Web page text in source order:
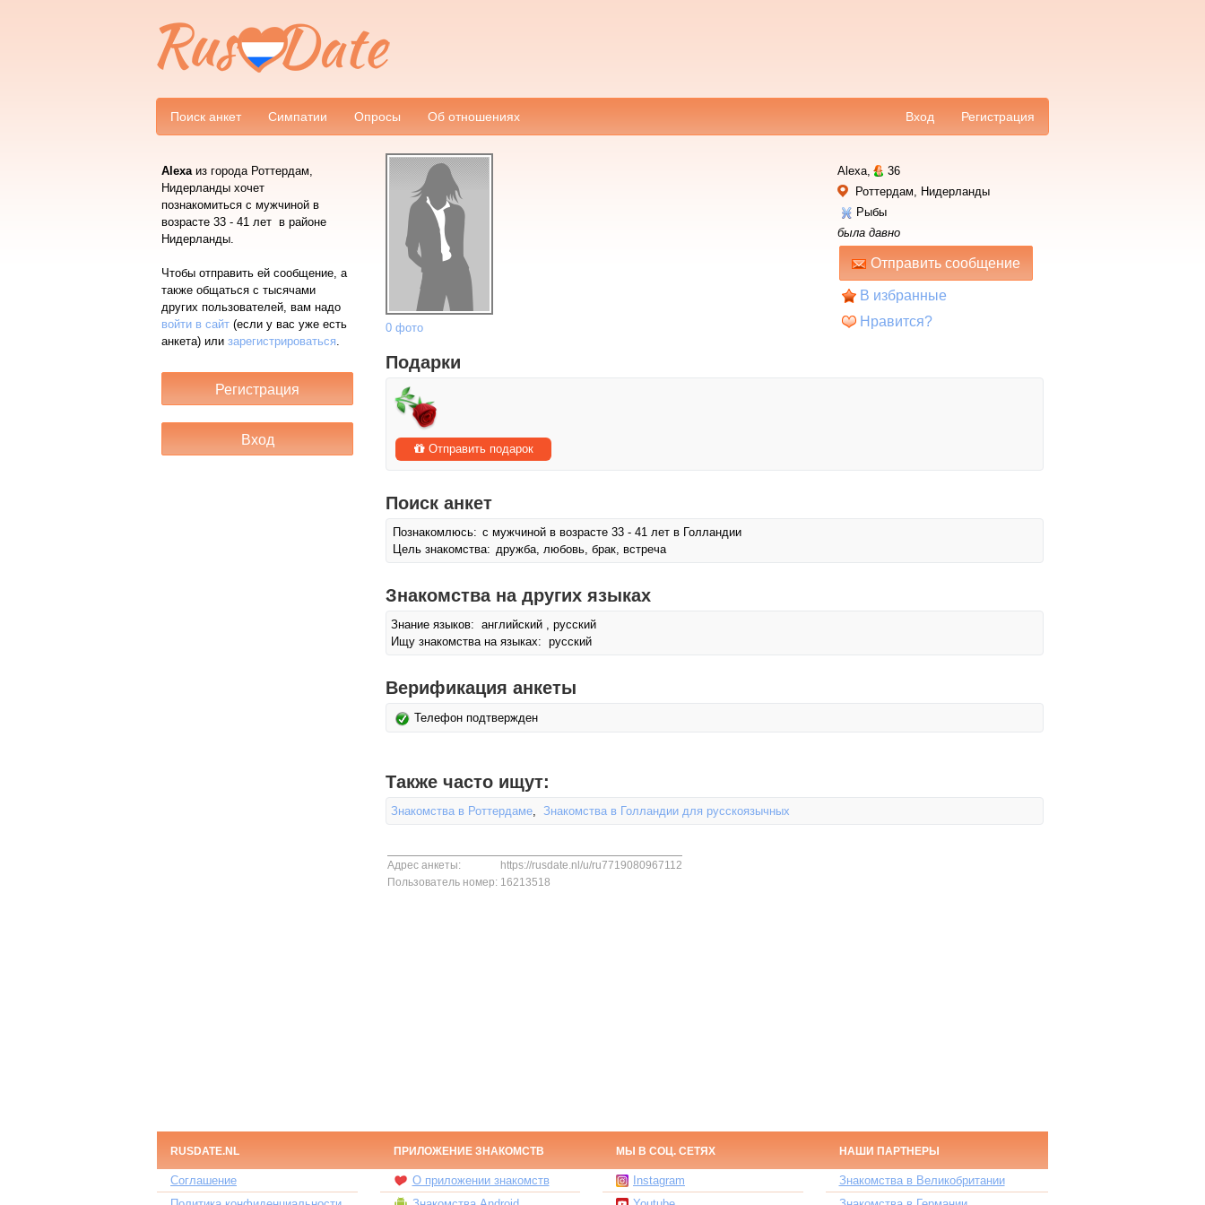
Поиск анкет Симпатии Опросы Об отношениях Регистрация
Вход
Alexaиз города Роттердам,
Нидерланды хочет
познакомиться с мужчиной в
возрасте 33 - 41 лет в районе
Нидерланды.
Чтобы отправить ей сообщение, а
также общаться с тысячами
других пользователей, вам надо
войти в сайт (если у вас уже есть
анкета) или зарегистрироваться.
0 фото
Alexa,
36
Роттердам, Нидерланды
Рыбы
была давно
Отправить сообщение
В избранные
Нравится?
Подарки
Отправить подарок
Поиск анкет
Познакомлюсь: с мужчиной в возрасте 33 - 41 лет в Голландии
Цель знакомства: дружба, любовь, брак, встреча
Знакомства на других языках
Знание языков: английский , русский
Ищу знакомства на языках: русский
Верификация анкеты
Телефон подтвержден
Также часто ищут:
Знакомства в Роттердаме, Знакомства в Голландии для русскоязычных
Адрес анкеты:
https://rusdate.nl/u/ru7719080967112
Пользователь номер: 16213518
RUSDATE.NL ПРИЛОЖЕНИЕ ЗНАКОМСТВ МЫ В СОЦ. СЕТЯХ НАШИ ПАРТНЕРЫ
Соглашение
О приложении знакомств
Instagram
Знакомства в Великобритании